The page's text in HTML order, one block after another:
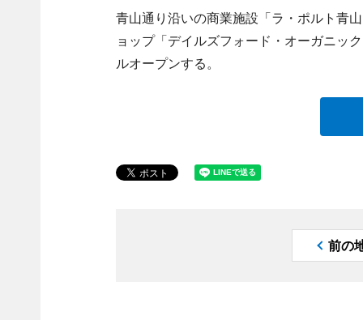
青山通り沿いの商業施設「ラ・ポルト青
ョップ「デイルズフォード・オーガニ
ルオープンする。
前の